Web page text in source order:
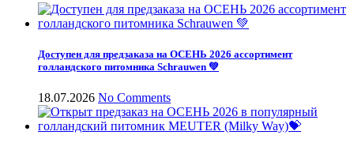
Доступен для предзаказа на ОСЕНЬ 2026 ассортимент
голландского питомника Schrauwen 💚
18.07.2026 No Comments